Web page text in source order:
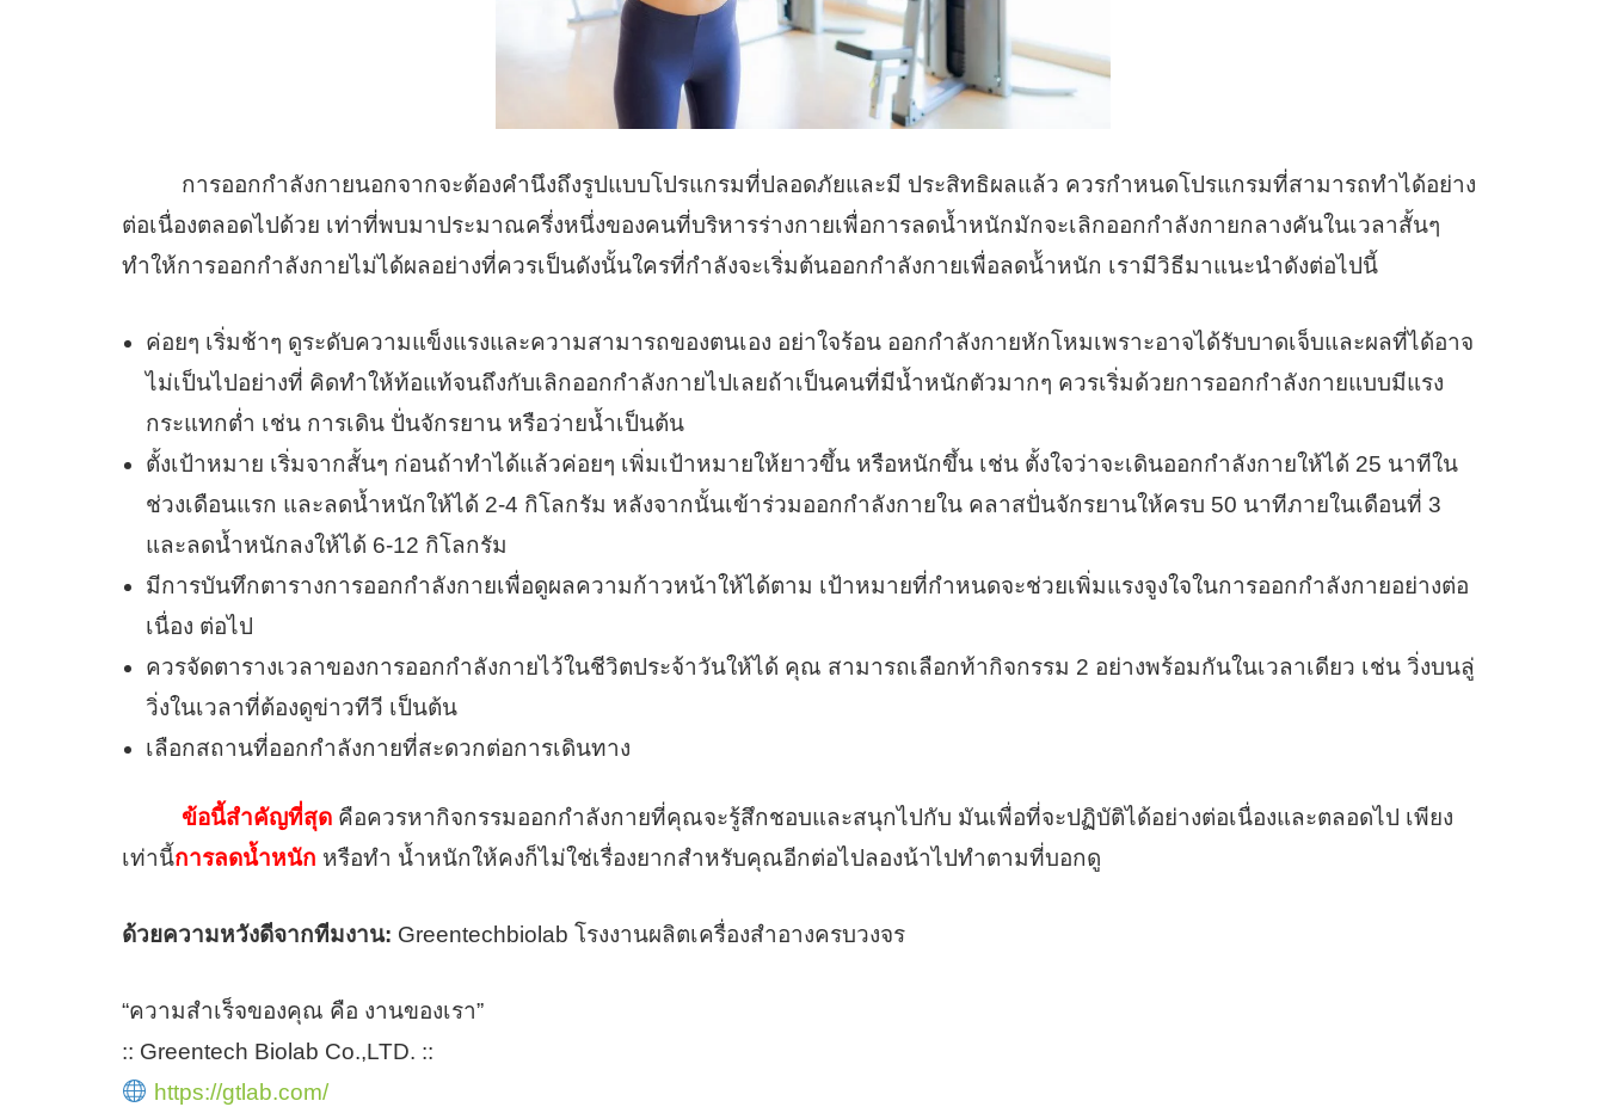
การออกกำลังกายนอกจากจะต้องคำนึงถึงรูปแบบโปรแกรมที่ปลอดภัยและมี ประสิทธิผลแล้ว ควรกำหนดโปรแกรมที่สามารถทำได้อย่าง
ต่อเนื่องตลอดไปด้วย เท่าที่พบมาประมาณครึ่งหนึ่งของคนที่บริหารร่างกายเพื่อการลดน้ำหนักมักจะเลิกออกกำลังกายกลางคันในเวลาสั้นๆ
ทำให้การออกกำลังกายไม่ได้ผลอย่างที่ควรเป็นดังนั้นใครที่กำลังจะเริ่มต้นออกกำลังกายเพื่อลดน้้าหนัก เรามีวิธีมาแนะนำดังต่อไปนี้
ค่อยๆ เริ่มช้าๆ ดูระดับความแข็งแรงและความสามารถของตนเอง อย่าใจร้อน ออกกำลังกายหักโหมเพราะอาจได้รับบาดเจ็บและผลที่ได้อาจ
ไม่เป็นไปอย่างที่ คิดทำให้ท้อแท้จนถึงกับเลิกออกกำลังกายไปเลยถ้าเป็นคนที่มีน้ำหนักตัวมากๆ ควรเริ่มด้วยการออกกำลังกายแบบมีแรง
กระแทกต่ำ เช่น การเดิน ปั่นจักรยาน หรือว่ายน้ำเป็นต้น
ตั้งเป้าหมาย เริ่มจากสั้นๆ ก่อนถ้าทำได้แล้วค่อยๆ เพิ่มเป้าหมายให้ยาวขึ้น หรือหนักขึ้น เช่น ตั้งใจว่าจะเดินออกกำลังกายให้ได้ 25 นาทีใน
ช่วงเดือนแรก และลดน้ำหนักให้ได้ 2-4 กิโลกรัม หลังจากนั้นเข้าร่วมออกกำลังกายใน คลาสปั่นจักรยานให้ครบ 50 นาทีภายในเดือนที่ 3
และลดน้ำหนักลงให้ได้ 6-12 กิโลกรัม
มีการบันทึกตารางการออกกำลังกายเพื่อดูผลความก้าวหน้าให้ได้ตาม เป้าหมายที่กำหนดจะช่วยเพิ่มแรงจูงใจในการออกกำลังกายอย่างต่อ
เนื่อง ต่อไป
ควรจัดตารางเวลาของการออกกำลังกายไว้ในชีวิตประจ้าวันให้ได้ คุณ สามารถเลือกท้ากิจกรรม 2 อย่างพร้อมกันในเวลาเดียว เช่น วิ่งบนลู่
วิ่งในเวลาที่ต้องดูข่าวทีวี เป็นต้น
เลือกสถานที่ออกกำลังกายที่สะดวกต่อการเดินทาง
ข้อนี้สำคัญที่สุด คือควรหากิจกรรมออกกำลังกายที่คุณจะรู้สึกชอบและสนุกไปกับ มันเพื่อที่จะปฏิบัติได้อย่างต่อเนื่องและตลอดไป เพียง
เท่านี้การลดน้ำหนัก หรือทำ น้ำหนักให้คงก็ไม่ใช่เรื่องยากสำหรับคุณอีกต่อไปลองน้าไปทำตามที่บอกดู
ด้วยความหวังดีจากทีมงาน: Greentechbiolab โรงงานผลิตเครื่องสำอางครบวงจร
“ความสำเร็จของคุณ คือ งานของเรา”
:: Greentech Biolab Co.,LTD. ::
https://gtlab.com/